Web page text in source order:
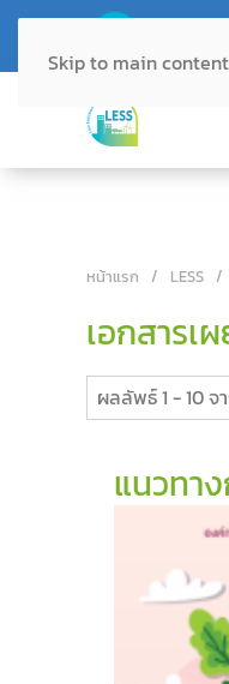
Skip to main content
หน้าแรก LESS
เอกสารเ
ผลลัพธ์ 1 - 10 จ
แนวทา